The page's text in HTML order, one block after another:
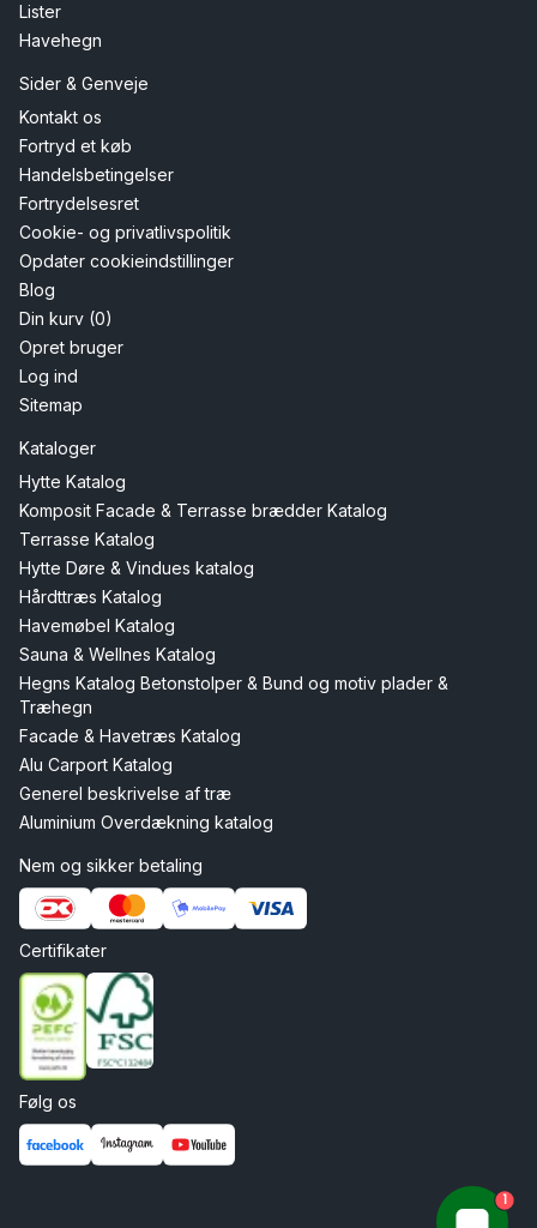
Lister
Havehegn
Sider & Genveje
Kontakt os
Fortryd et køb
Handelsbetingelser
Fortrydelsesret
Cookie- og privatlivspolitik
Opdater cookieindstillinger
Blog
Din kurv (0)
Opret bruger
Log ind
Sitemap
Kataloger
Hytte Katalog
Komposit Facade & Terrasse brædder Katalog
Terrasse Katalog
Hytte Døre & Vindues katalog
Hårdttræs Katalog
Havemøbel Katalog
Sauna & Wellnes Katalog
Hegns Katalog Betonstolper & Bund og motiv plader &
Træhegn
Facade & Havetræs Katalog
Alu Carport Katalog
Generel beskrivelse af træ
Aluminium Overdækning katalog
Nem og sikker betaling
Certifikater
Følg os
1